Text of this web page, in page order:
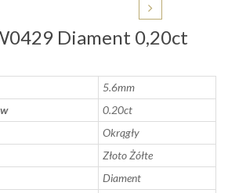
Diament 0,20ct
5.6mm
0.20ct
Okrągły
Złoto Żółte
Diament